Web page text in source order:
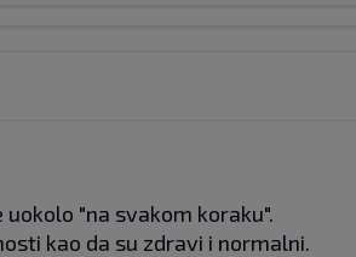
"na svakom koraku".
kao da su zdravi i normalni.